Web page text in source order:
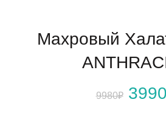
Махровый
9980₽ 3990